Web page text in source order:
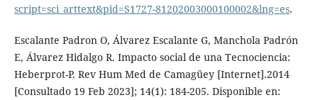
script=sci_arttext&pid=S1727-81202003000100002&lng=es.
Escalante Padron O, Álvarez Escalante G, Manchola Padrón
E, Álvarez Hidalgo R. Impacto social de una Tecnociencia:
Heberprot-P. Rev Hum Med de Camagüey [Internet].2014
[Consultado 19 Feb 2023]; 14(1): 184-205. Disponible en: